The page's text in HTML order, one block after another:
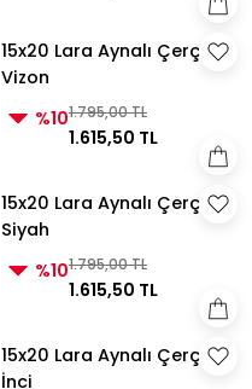
15x20 Lara Aynalı Çerçeve
Vizon
%101.795,00 TL
1.615,50 TL
15x20 Lara Aynalı Çerçeve
Siyah
%101.795,00 TL
1.615,50 TL
15x20 Lara Aynalı Çerçeve
İnci